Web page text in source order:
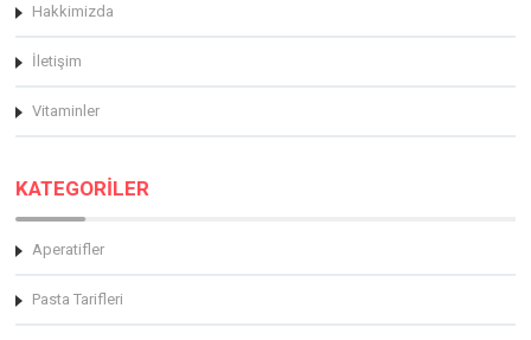
Hakkimizda
İletişim
Vitaminler
KATEGORİLER
Aperatifler
Pasta Tarifleri